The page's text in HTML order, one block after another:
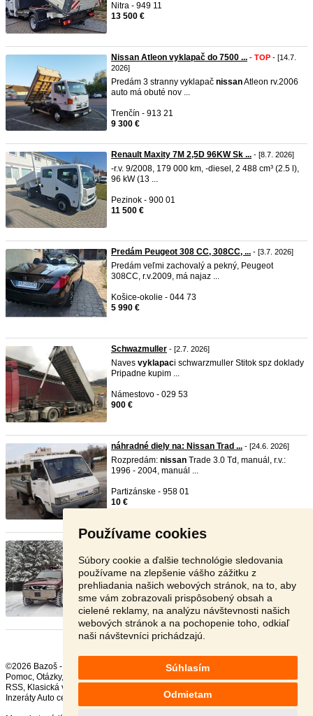
Používame cookies
Súbory cookie a ďalšie technológie sledovania
používame na zlepšenie vášho zážitku z
prehliadania našich webových stránok, na to, aby
sme vám zobrazovali prispôsobený obsah a
cielené reklamy, na analýzu návštevnosti našich
webových stránok a na pochopenie toho, odkiaľ
naši návštevníci prichádzajú.
Súhlasím
Odmietam
Nitra - 949 11
13 500 €
Nissan Atleon vyklapač do 7500 ... - TOP - [14.7.
2026]
Predám 3 stranny vyklapač nissanAtleon rv.2006
auto má obuté nov ...
Trenčín - 913 21
9 300 €
Renault Maxity 7M 2,5D 96KW Sk ... - [8.7. 2026]
-r.v. 9/2008, 179 000 km, -diesel, 2 488 cm³ (2.5 l),
96 kW (13 ...
Pezinok - 900 01
11 500 €
Predám Peugeot 308 CC, 308CC, ... - [3.7. 2026]
Predám veľmi zachovalý a pekný, Peugeot
308CC, r.v.2009, má najaz ...
Košice-okolie - 044 73
5 990 €
Schwazmuller - [2.7. 2026]
Naves vyklapaci schwarzmuller Stitok spz doklady
Pripadne kupim ...
Námestovo - 029 53
900 €
náhradné diely na: Nissan Trad ... - [24.6. 2026]
Rozpredám: nissan Trade 3.0 Td, manuál, r.v.:
1996 - 2004, manuál ...
Partizánske - 958 01
10 €
Predám nissanterrano 2.7 TDI, vyklapcia Korba
caz navijak, pneu ...
Žilina - 010 01
2 000 €
©2026 Bazoš -
Pomoc, Otázky, Hodnotenie
RSS,
Inzeráty Auto celkom:
, za 24 hodín:10964